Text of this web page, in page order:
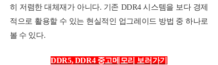
히 저렴한 대체재가 아니다. 기존 DDR4 시스템을 보다 경제
적으로 활용할 수 있는 현실적인 업그레이드 방법 중 하나로
볼 수 있다.
DDR5, DDR4 중고메모리 보러가기